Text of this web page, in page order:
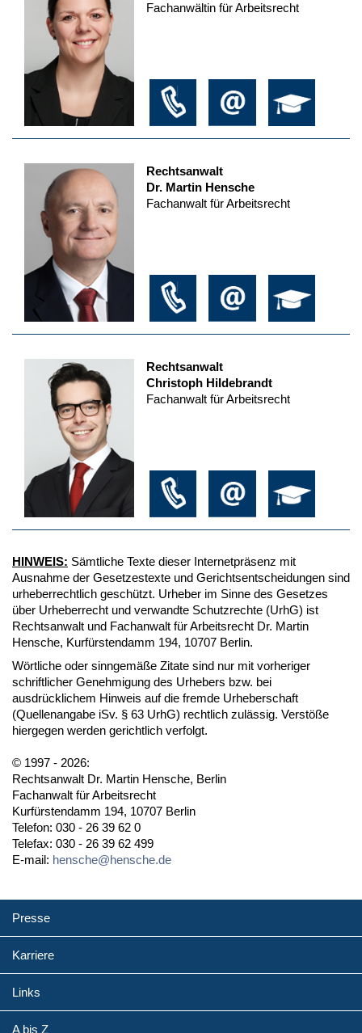
Fachanwältin für Arbeitsrecht
Rechtsanwalt
Dr. Martin Hensche
Fachanwalt für Arbeitsrecht
Rechtsanwalt
Christoph Hildebrandt
Fachanwalt für Arbeitsrecht
HINWEIS: Sämtliche Texte dieser Internetpräsenz mit
Ausnahme der Gesetzestexte und Gerichtsentscheidungen sind
urheberrechtlich geschützt. Urheber im Sinne des Gesetzes
über Urheberrecht und verwandte Schutzrechte (UrhG) ist
Rechtsanwalt und Fachanwalt für Arbeitsrecht Dr. Martin
Hensche, Kurfürstendamm 194, 10707 Berlin.
Wörtliche oder sinngemäße Zitate sind nur mit vorheriger
schriftlicher Genehmigung des Urhebers bzw. bei
ausdrücklichem Hinweis auf die fremde Urheberschaft
(Quellenangabe iSv. § 63 UrhG) rechtlich zulässig. Verstöße
hiergegen werden gerichtlich verfolgt.
© 1997 - 2026:
Rechtsanwalt Dr. Martin Hensche, Berlin
Fachanwalt für Arbeitsrecht
Kurfürstendamm 194, 10707 Berlin
Telefon: 030 - 26 39 62 0
Telefax: 030 - 26 39 62 499
E-mail: hensche@hensche.de
Presse
Karriere
Links
A bis Z